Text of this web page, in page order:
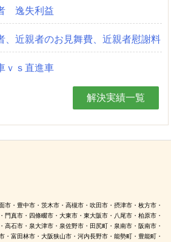
逸失利益
、近親者のお見舞費、近親者慰謝料
ｖｓ直進車
解決実績一覧
市・豊中市・茨木市・高槻市・吹田市・摂津市・枚方市・
門真市・四條畷市・大東市・東大阪市・八尾市・柏原市・
高石市・泉大津市・泉佐野市・田尻町・泉南市・阪南市・
・富田林市・大阪狭山市・河内長野市・能勢町・豊能町・